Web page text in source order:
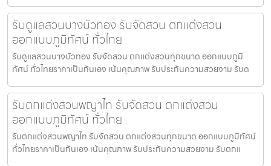
รับดูแลสวนบางบัวทอง รับจัดสวน ตกแต่งสวน
ออกแบบภูมิทัศน์ ทั่วไทย
รับดูแลสวนบางบัวทอง รับจัดสวน ตกแต่งสวนทุกขนาด ออกแบบภูมิ
ทัศน์ ทั่วไทยราคาเป็นกันเอง เน้นคุณภาพ รับประกันความสวยงาม รับด
รับตกแต่งสวนพญาไท รับจัดสวน ตกแต่งสวน
ออกแบบภูมิทัศน์ ทั่วไทย
รับตกแต่งสวนพญาไท รับจัดสวน ตกแต่งสวนทุกขนาด ออกแบบภูมิทัศน์
ทั่วไทยราคาเป็นกันเอง เน้นคุณภาพ รับประกันความสวยงาม รับตกแ